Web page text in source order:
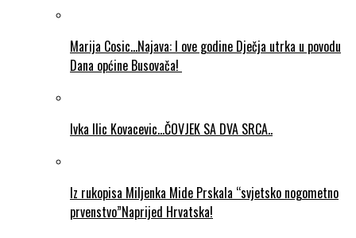
Marija Cosic…Najava: I ove godine Dječja utrka u povodu
Dana općine Busovača!
Ivka Ilic Kovacevic…ČOVJEK SA DVA SRCA..
Iz rukopisa Miljenka Mide Prskala “svjetsko nogometno
prvenstvo”Naprijed Hrvatska!